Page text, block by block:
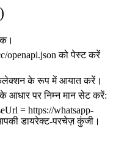
openapi.json को पेस्ट करें
के रूप में आयात करें।
पर निम्न मान सेट करें:
= https://whatsapp-
डायरेक्ट-परचेज़ कुंजी।